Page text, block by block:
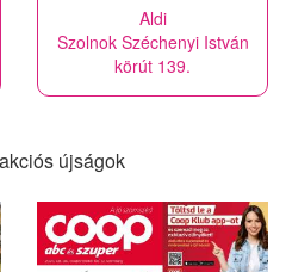
Aldi
Szolnok Széchenyi István
körút 139.
újságok